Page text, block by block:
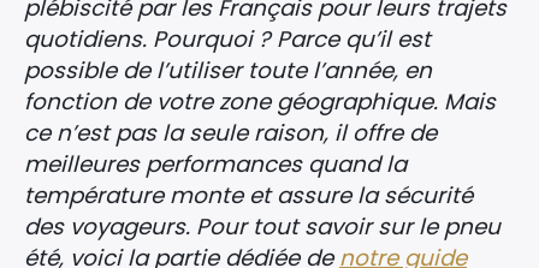
plébiscité par les Français pour leurs trajets
quotidiens. Pourquoi ? Parce qu’il est
possible de l’utiliser toute l’année, en
fonction de votre zone géographique. Mais
ce n’est pas la seule raison, il offre de
meilleures performances quand la
température monte et assure la sécurité
des voyageurs. Pour tout savoir sur le pneu
été, voici la partie dédiée de notre guide